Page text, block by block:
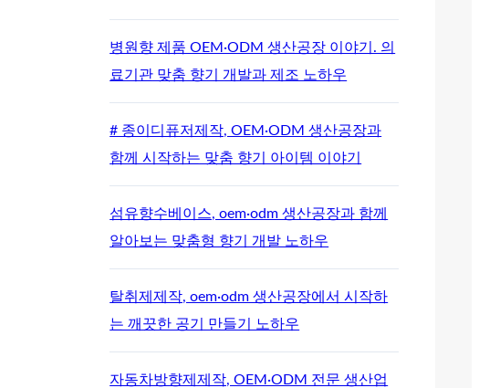
병원향 제품 OEM·ODM 생산공장 이야기. 의
료기관 맞춤 향기 개발과 제조 노하우
# 종이디퓨저제작, OEM·ODM 생산공장과
함께 시작하는 맞춤 향기 아이템 이야기
섬유향수베이스, oem·odm 생산공장과 함께
알아보는 맞춤형 향기 개발 노하우
탈취제제작, oem·odm 생산공장에서 시작하
는 깨끗한 공기 만들기 노하우
자동차방향제제작, OEM·ODM 전문 생산업